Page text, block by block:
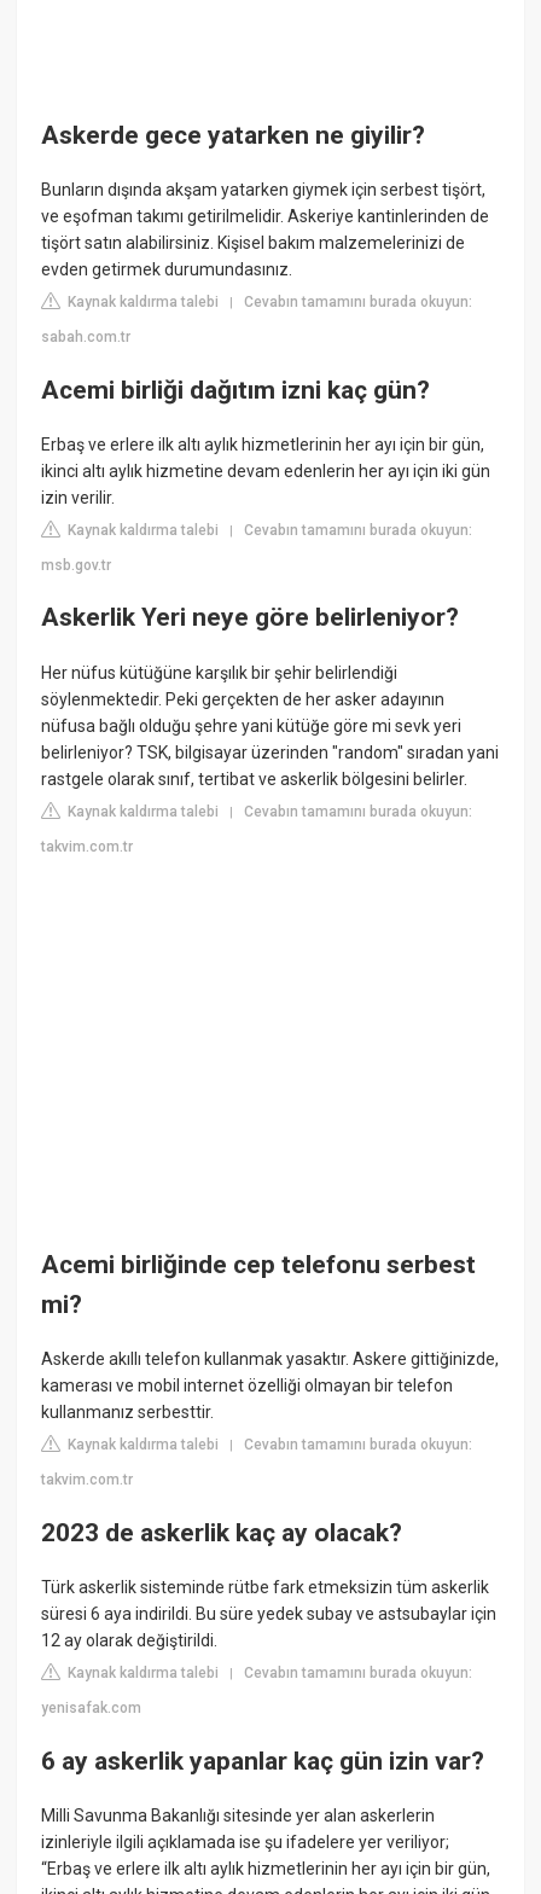
Askerde gece yatarken ne giyilir?
Bunların dışında akşam yatarken giymek için serbest tişört,
ve eşofman takımı getirilmelidir. Askeriye kantinlerinden de
tişört satın alabilirsiniz. Kişisel bakım malzemelerinizi de
evden getirmek durumundasınız.
Kaynak kaldırma talebi |Cevabın tamamını burada okuyun:
sabah.com.tr
Acemi birliği dağıtım izni kaç gün?
Erbaş ve erlere ilk altı aylık hizmetlerinin her ayı için bir gün,
ikinci altı aylık hizmetine devam edenlerin her ayı için iki gün
izin verilir.
Kaynak kaldırma talebi |Cevabın tamamını burada okuyun:
msb.gov.tr
Askerlik Yeri neye göre belirleniyor?
Her nüfus kütüğüne karşılık bir şehir belirlendiği
söylenmektedir. Peki gerçekten de her asker adayının
nüfusa bağlı olduğu şehre yani kütüğe göre mi sevk yeri
belirleniyor? TSK, bilgisayar üzerinden "random" sıradan yani
rastgele olarak sınıf, tertibat ve askerlik bölgesini belirler.
Kaynak kaldırma talebi |Cevabın tamamını burada okuyun:
takvim.com.tr
Acemi birliğinde cep telefonu serbest
mi?
Askerde akıllı telefon kullanmak yasaktır. Askere gittiğinizde,
kamerası ve mobil internet özelliği olmayan bir telefon
kullanmanız serbesttir.
Kaynak kaldırma talebi |Cevabın tamamını burada okuyun:
takvim.com.tr
2023 de askerlik kaç ay olacak?
Türk askerlik sisteminde rütbe fark etmeksizin tüm askerlik
süresi 6 aya indirildi. Bu süre yedek subay ve astsubaylar için
12 ay olarak değiştirildi.
Kaynak kaldırma talebi |Cevabın tamamını burada okuyun:
yenisafak.com
6 ay askerlik yapanlar kaç gün izin var?
Milli Savunma Bakanlığı sitesinde yer alan askerlerin
izinleriyle ilgili açıklamada ise şu ifadelere yer veriliyor;
“Erbaş ve erlere ilk altı aylık hizmetlerinin her ayı için bir gün,